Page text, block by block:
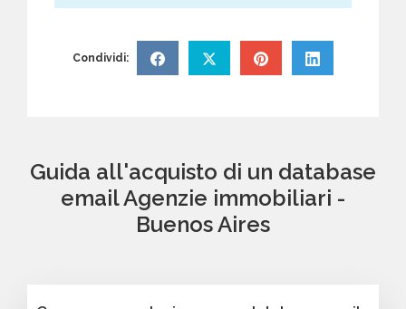
Condividi:
Guida all'acquisto di un database
email Agenzie immobiliari -
Buenos Aires